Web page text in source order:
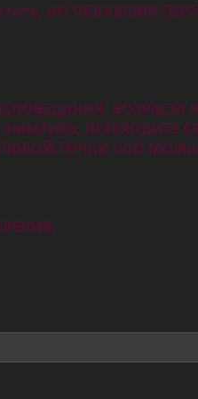
НО ОБЪЯВЛЯЮ
ВОЗРАСТА
ПЕРЕХОДИТЕ
ЛЮБОЙ ТОЧКИ СОО